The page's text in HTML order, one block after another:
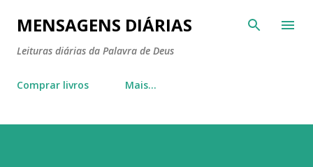
Pular para o conteúdo principal
MENSAGENS DIÁRIAS
Leituras diárias da Palavra de Deus
Comprar livros Mais…